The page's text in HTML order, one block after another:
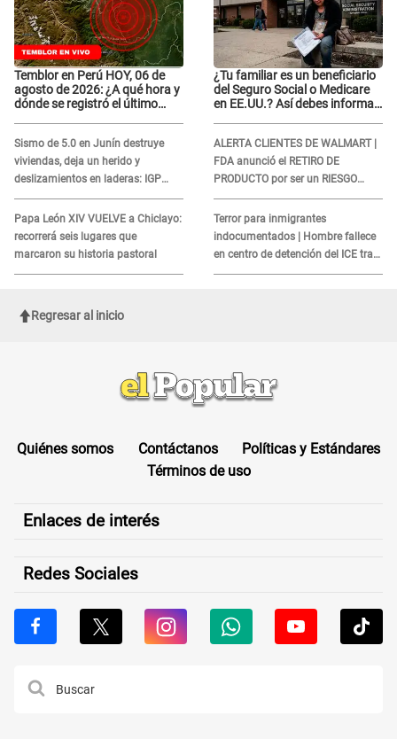
Temblor en Perú HOY, 06 de
agosto de 2026: ¿A qué hora y
dónde se registró el último
Sismo de 5.0 en Junín destruye
viviendas, deja un herido y
deslizamientos en laderas: IGP
alerta sobre posibles réplicas
Papa León XIV VUELVE a Chiclayo:
recorrerá seis lugares que
marcaron su historia pastoral
¿Tu familiar es un beneficiario
del Seguro Social o Medicare
en EE.UU.? Así debes informar
ALERTA CLIENTES DE WALMART |
FDA anunció el RETIRO DE
PRODUCTO por ser un RIESGO
MORTAL para consumidores: ¿Cuál
es?
Terror para inmigrantes
indocumentados | Hombre fallece
en centro de detención del ICE tras
sufrir una "emergencia médica"
Regresar al inicio
Quiénes somos Contáctanos
Políticas y Estándares
Términos de uso
Enlaces de interés
Redes Sociales